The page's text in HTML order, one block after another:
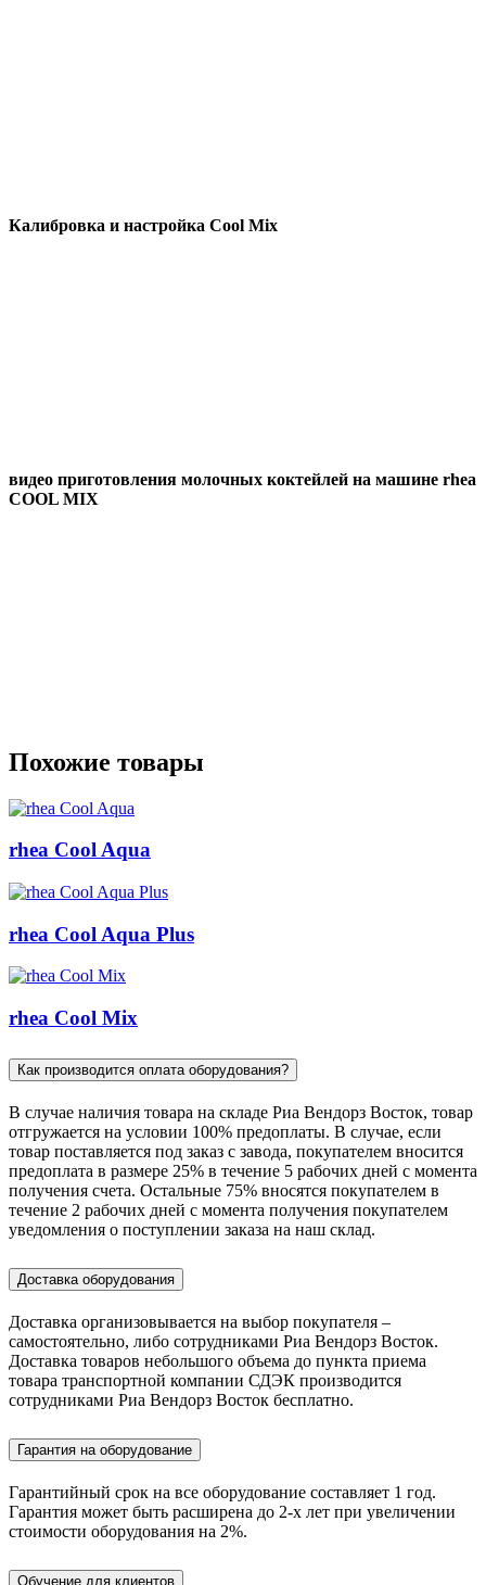
Калибровка и настройка Cool Mix
видео приготовления молочных коктейлей на машине rhea
COOL MIX
Похожие товары
rhea Cool Aqua
rhea Cool Aqua Plus
rhea Cool Mix
Как производится оплата оборудования?
В случае наличия товара на складе Риа Вендорз Восток, товар
отгружается на условии 100% предоплаты. В случае, если
товар поставляется под заказ c завода, покупателем вносится
предоплата в размере 25% в течение 5 рабочих дней с момента
получения счета. Остальные 75% вносятся покупателем в
течение 2 рабочих дней с момента получения покупателем
уведомления о поступлении заказа на наш склад.
Доставка оборудования
Доставка организовывается на выбор покупателя –
самостоятельно, либо сотрудниками Риа Вендорз Восток.
Доставка товаров небольшого объема до пункта приема
товара транспортной компании СДЭК производится
сотрудниками Риа Вендорз Восток бесплатно.
Гарантия на оборудование
Гарантийный срок на все оборудование составляет 1 год.
Гарантия может быть расширена до 2-х лет при увеличении
стоимости оборудования на 2%.
Обучение для клиентов